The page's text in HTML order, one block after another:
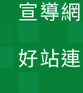
宣導
好站